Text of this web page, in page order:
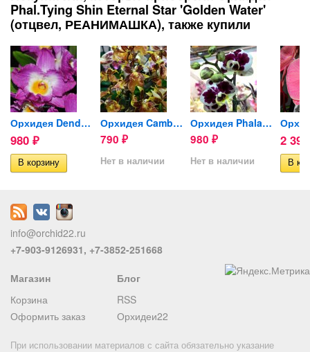
Phal.Tying Shin Eternal Star 'Golden Water'
(отцвел, РЕАНИМАШКА), также купили
Орхидея Dendrobium Comet...
980 ₽
Орхидея Cambria (отцвела)
790 ₽
Нет в наличии
Орхидея Phalaenopsis midi...
980 ₽
Нет в наличии
2
info@orchid22.ru
+7-903-9126931, +7-3852-251668
Магазин
Корзина
Оформить заказ
Блог
RSS
Орхидеи22
При использовании материалов с сайта обязательно указание